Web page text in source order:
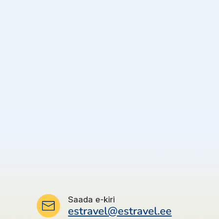
Saada e-kiri
estravel@estravel.ee